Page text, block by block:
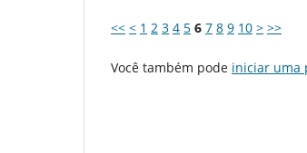
<< < 1 2 3 4 5 6 7 8 9 10 > >>
Você também pode iniciar uma